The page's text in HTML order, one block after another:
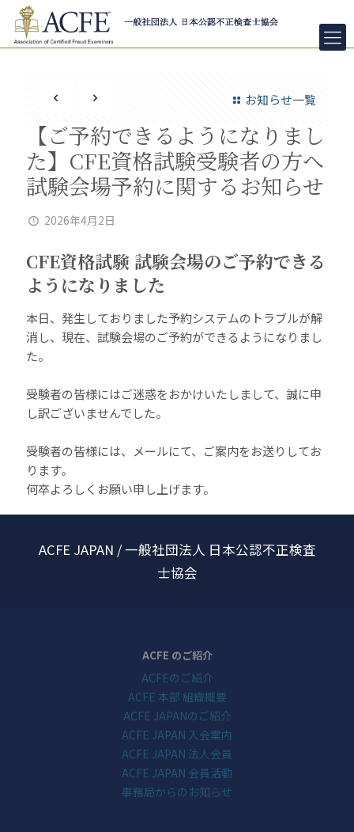
お知らせ一覧
【ご予約できるようになりまし
た】CFE資格試験受験者の方へ
試験会場予約に関するお知らせ
2026年4月2日
CFE資格試験 試験会場のご予約できる
ようになりました
本日、発生しておりました予約システムのトラブルが解
消し、現在、試験会場のご予約ができるようになりまし
た。
受験者の皆様にはご迷惑をおかけいたしまして、誠に申
し訳ございませんでした。
受験者の皆様には、メールにて、ご案内をお送りしてお
ります。
何卒よろしくお願い申し上げます。
ACFE JAPAN / 一般社団法人 日本公認不正検査
士協会
ACFE のご紹介
ACFEのご紹介
ACFE 本部 組織概要
ACFE JAPANのご紹介
ACFE JAPAN 入会案内
ACFE JAPAN 法人会員
ACFE JAPAN 会員活動
事務局からのお知らせ